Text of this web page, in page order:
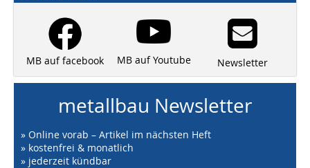
MB auf facebook MB auf Youtube Newsletter
metallbau Newsletter
» Online vorab – Artikel im nächsten Heft
» kostenfrei & monatlich
» jederzeit kündbar